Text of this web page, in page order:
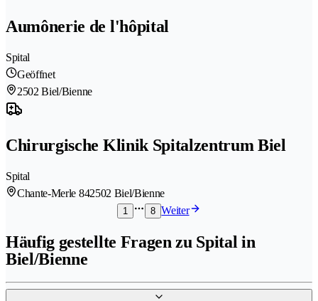
Aumônerie de l'hôpital
Spital
Geöffnet
2502 Biel/Bienne
Chirurgische Klinik Spitalzentrum Biel
Spital
Chante-Merle 842502 Biel/Bienne
1 8 Weiter
Häufig gestellte Fragen zu Spital in
Biel/Bienne